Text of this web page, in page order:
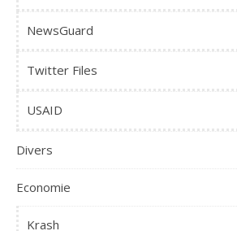
NewsGuard
Twitter Files
USAID
Divers
Economie
Krash